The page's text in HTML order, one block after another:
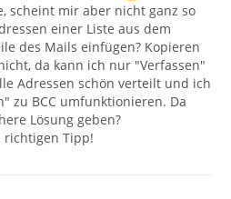
scheint mir aber nicht ganz so
einer Liste aus dem
des Mails einfügen? Kopieren
da kann ich nur "Verfassen"
Adressen schön verteilt und ich
zu BCC umfunktionieren. Da
Lösung geben?
richtigen Tipp!